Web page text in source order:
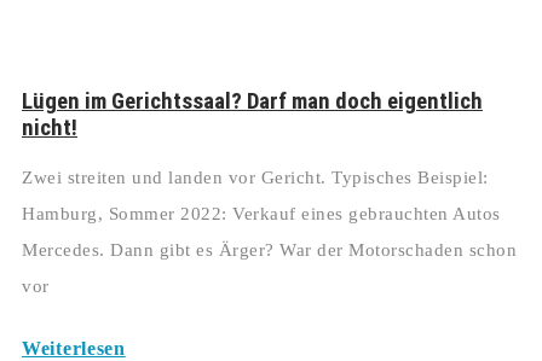
Lügen im Gerichtssaal? Darf man doch eigentlich
nicht!
Zwei streiten und landen vor Gericht. Typisches Beispiel:
Hamburg, Sommer 2022: Verkauf eines gebrauchten Autos
Mercedes. Dann gibt es Ärger? War der Motorschaden schon
vor
Weiterlesen